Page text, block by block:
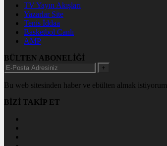
TV Yayın Akışları
Yazarlar Site
Tenis İddaa
Basketbol Canlı
AMP
BÜLTEN ABONELİĞİ
+
Bu web sitesinden haber ve ebülten almak istiyorum
BİZİ TAKİP ET